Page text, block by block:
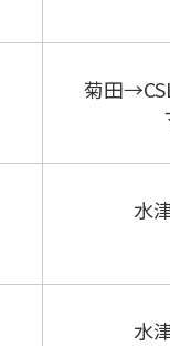
菊田
水
水